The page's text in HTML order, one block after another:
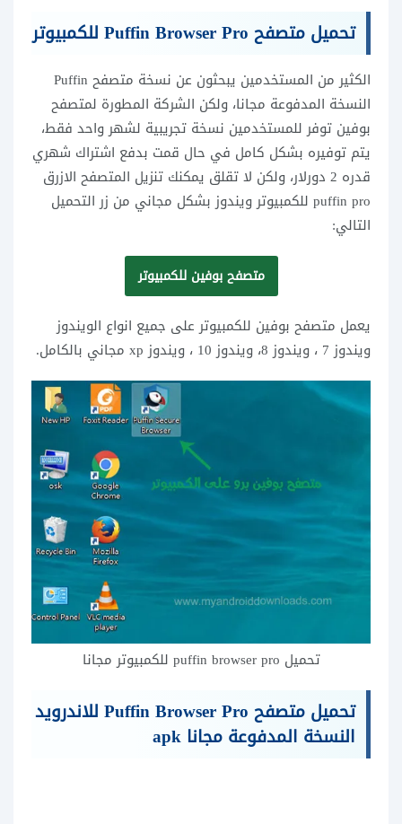
تحميل متصفح Puffin Browser Pro للكمبيوتر
الكثير من المستخدمين يبحثون عن نسخة متصفح Puffin
النسخة المدفوعة مجانا، ولكن الشركة المطورة لمتصفح
بوفين توفر للمستخدمين نسخة تجريبية لشهر واحد فقط،
يتم توفيره بشكل كامل في حال قمت بدفع اشتراك شهري
قدره 2 دورلار، ولكن لا تقلق يمكنك تنزيل المتصفح الازرق
puffin pro للكمبيوتر ويندوز بشكل مجاني من زر التحميل
التالي:
متصفح بوفين للكمبيوتر
يعمل متصفح بوفين للكمبيوتر على جميع انواع الويندوز
ويندوز 7 ، ويندوز 8، ويندوز 10 ، ويندوز xp مجاني بالكامل.
تحميل puffin browser pro للكمبيوتر مجانا
تحميل متصفح Puffin Browser Pro للاندرويد
النسخة المدفوعة مجانا apk